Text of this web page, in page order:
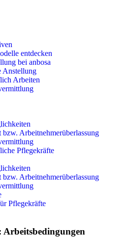
entdecken
bei anbosa
Anstellung
Arbeiten
bzw. Arbeitnehmerüberlassung
Pflegekräfte
bzw. Arbeitnehmerüberlassung
Pflegekräfte
Arbeitsbedingungen